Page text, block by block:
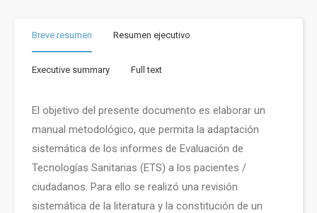
Breve resumen Resumen ejecutivo
Executive summary Full text
El objetivo del presente documento es elaborar un
manual metodológico, que permita la adaptación
sistemática de los informes de Evaluación de
Tecnologías Sanitarias (ETS) a los pacientes /
ciudadanos. Para ello se realizó una revisión
sistemática de la literatura y la constitución de un